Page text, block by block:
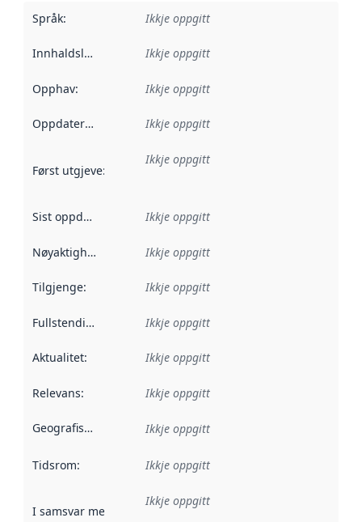
Språk: Ikkje oppgitt
Innhaldsleverandørar :
Ikkje oppgitt
Opphav: Ikkje oppgitt
Oppdateringsfrekvens :
Ikkje oppgitt
Først utgjeve: Denne datoen seier når dataa i dette
Ikkje oppgitt
Sist oppdatert Ikkje oppgitt
Nøyaktigheit Ikkje oppgitt
Tilgjenge: Ikkje oppgitt
Fullstendigheit Ikkje oppgitt
Aktualitet: Ikkje oppgitt
Relevans: Ikkje oppgitt
Geografisk område Ikkje oppgitt
Tidsrom: Ikkje oppgitt
I samsvar med Referanse til ei implementeringsregel eller
Ikkje oppgitt